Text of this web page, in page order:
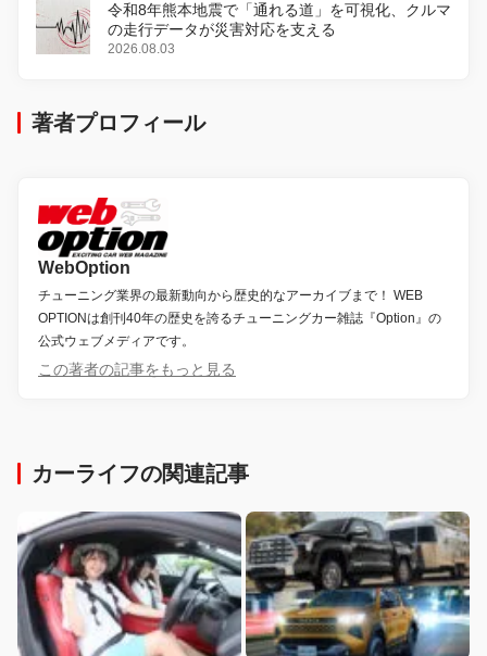
令和8年熊本地震で「通れる道」を可視化、クルマ
の走行データが災害対応を支える
2026.08.03
著者プロフィール
WebOption
チューニング業界の最新動向から歴史的なアーカイブまで！ WEB
OPTIONは創刊40年の歴史を誇るチューニングカー雑誌『Option』の
公式ウェブメディアです。
この著者の記事をもっと見る
カーライフの関連記事